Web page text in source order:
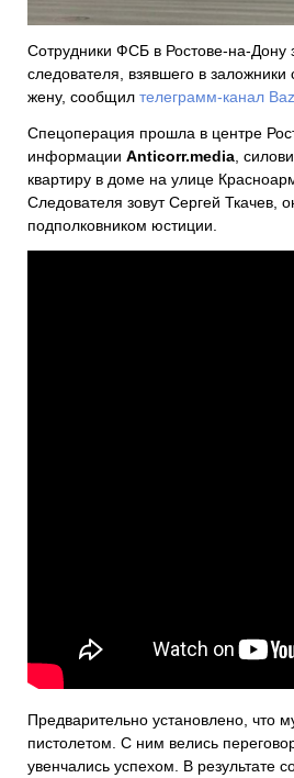
Сотрудники ФСБ в Ростове-на-Дону
следователя, взявшего в
жену, сообщил телеграмм-канал
Спецоперация прошла в центре
информации Anticorr.media ,
квартиру в доме на улице
Следователя зовут Сергей Ткачев,
подполковником юстиции.
Предварительно установлено, что
пистолетом. С ним велись
увенчались успехом. В результате